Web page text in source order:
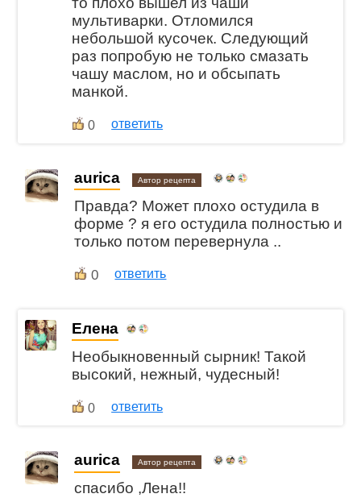
мультиварки. Отломился
небольшой кусочек. Следующий
раз попробую не только смазать
чашу маслом, но и обсыпать
манкой.
0 ответить
aurica Автор рецепта
Правда? Может плохо остудила в
форме ? я его остудила полностью и
только потом перевернула ..
0 ответить
Елена
Необыкновенный сырник! Такой
высокий, нежный, чудесный!
0 ответить
aurica Автор рецепта
спасибо ,Лена!!